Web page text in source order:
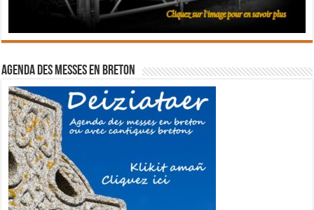
Agenda des messes en breton